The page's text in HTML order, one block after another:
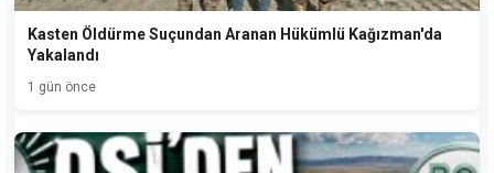
Kasten Öldürme Suçundan Aranan Hükümlü Kağızman'da
Yakalandı
1 gün önce